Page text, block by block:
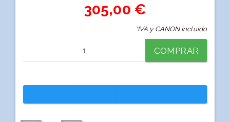
305,00 €
*IVA y CANON Incluido
COMPRAR